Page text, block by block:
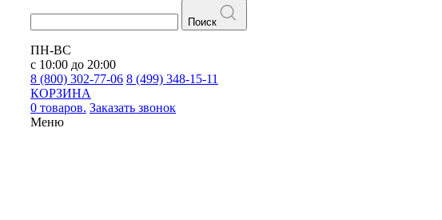
Поиск
ПН-ВС
с 10:00 до 20:00
8 (800) 302-77-06 8 (499) 348-15-11
КОРЗИНА
0 товаров. Заказать звонок
Меню